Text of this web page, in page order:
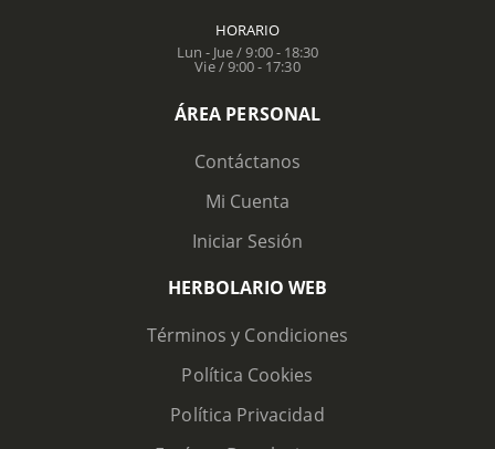
HORARIO
Lun - Jue / 9:00 - 18:30
Vie / 9:00 - 17:30
ÁREA PERSONAL
Contáctanos
Mi Cuenta
Iniciar Sesión
HERBOLARIO WEB
Términos y Condiciones
Política Cookies
Política Privacidad